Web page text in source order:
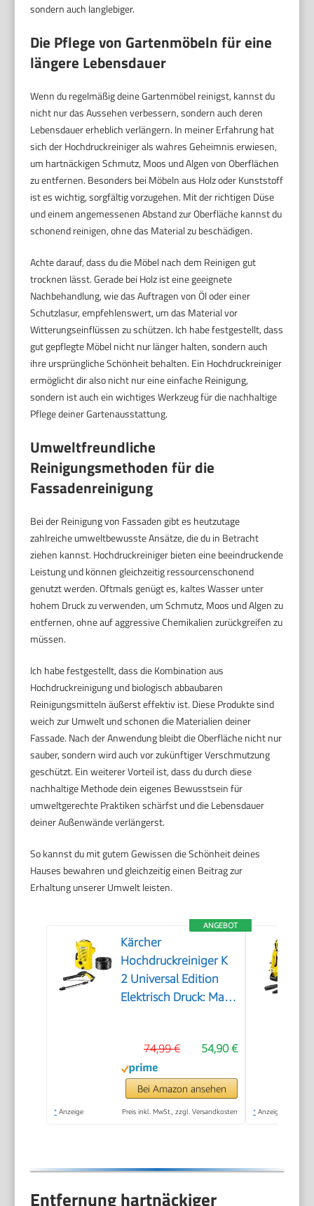
sondern auch langlebiger.
Die Pflege von Gartenmöbeln für eine
längere Lebensdauer
Wenn du regelmäßig deine Gartenmöbel reinigst, kannst du
nicht nur das Aussehen verbessern, sondern auch deren
Lebensdauer erheblich verlängern. In meiner Erfahrung hat
sich der Hochdruckreiniger als wahres Geheimnis erwiesen,
um hartnäckigen Schmutz, Moos und Algen von Oberflächen
zu entfernen. Besonders bei Möbeln aus Holz oder Kunststoff
ist es wichtig, sorgfältig vorzugehen. Mit der richtigen Düse
und einem angemessenen Abstand zur Oberfläche kannst du
schonend reinigen, ohne das Material zu beschädigen.
Achte darauf, dass du die Möbel nach dem Reinigen gut
trocknen lässt. Gerade bei Holz ist eine geeignete
Nachbehandlung, wie das Auftragen von Öl oder einer
Schutzlasur, empfehlenswert, um das Material vor
Witterungseinflüssen zu schützen. Ich habe festgestellt, dass
gut gepflegte Möbel nicht nur länger halten, sondern auch
ihre ursprüngliche Schönheit behalten. Ein Hochdruckreiniger
ermöglicht dir also nicht nur eine einfache Reinigung,
sondern ist auch ein wichtiges Werkzeug für die nachhaltige
Pflege deiner Gartenausstattung.
Umweltfreundliche
Reinigungsmethoden für die
Fassadenreinigung
Bei der Reinigung von Fassaden gibt es heutzutage
zahlreiche umweltbewusste Ansätze, die du in Betracht
ziehen kannst. Hochdruckreiniger bieten eine beeindruckende
Leistung und können gleichzeitig ressourcenschonend
genutzt werden. Oftmals genügt es, kaltes Wasser unter
hohem Druck zu verwenden, um Schmutz, Moos und Algen zu
entfernen, ohne auf aggressive Chemikalien zurückgreifen zu
müssen.
Ich habe festgestellt, dass die Kombination aus
Hochdruckreinigung und biologisch abbaubaren
Reinigungsmitteln äußerst effektiv ist. Diese Produkte sind
weich zur Umwelt und schonen die Materialien deiner
Fassade. Nach der Anwendung bleibt die Oberfläche nicht nur
sauber, sondern wird auch vor zukünftiger Verschmutzung
geschützt. Ein weiterer Vorteil ist, dass du durch diese
nachhaltige Methode dein eigenes Bewusstsein für
umweltgerechte Praktiken schärfst und die Lebensdauer
deiner Außenwände verlängerst.
So kannst du mit gutem Gewissen die Schönheit deines
Hauses bewahren und gleichzeitig einen Beitrag zur
Erhaltung unserer Umwelt leisten.
ANGEBOT
Kärcher
Hochdruckreiniger K
2 Universal Edition
Elektrisch Druck: Max.
Flächenleistung: 20
m²/h Wasserfilter
Gewicht: 38 kg
Hochdruckschlauch
54,90 €
74,99 €
Bei Amazon ansehen
* Anzeige Preis inkl. MwSt., zzgl. Versandkosten * Anzeige
Entfernung hartnäckiger